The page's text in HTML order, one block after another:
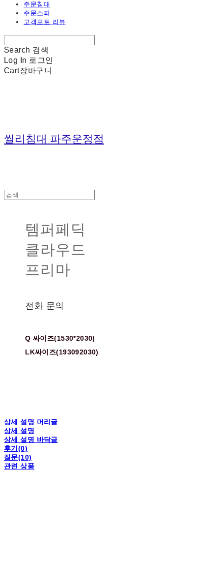
주문침대
주문소파
고객포토 리뷰
Search 검색
Log In 로그인
Cart장바구니
씰리침대 파주운정점
템퍼페딕
클라우드
프리마
전화 문의
Q 싸이즈(1530*2030)
LK싸이즈(193092030)
상세 설명 머리글
상세 설명
상세 설명 바닥글
후기(0)
질문(10)
관련 상품